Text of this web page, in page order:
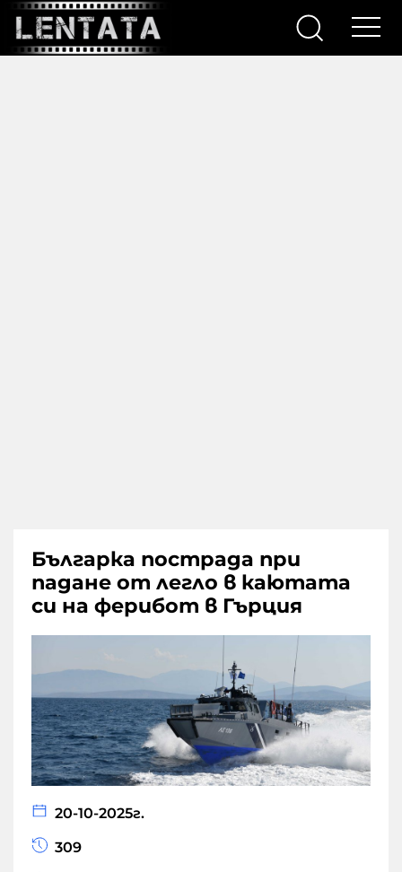
Българка пострада при
падане от легло в каютата
си на ферибот в Гърция
20-10-2025г.
309